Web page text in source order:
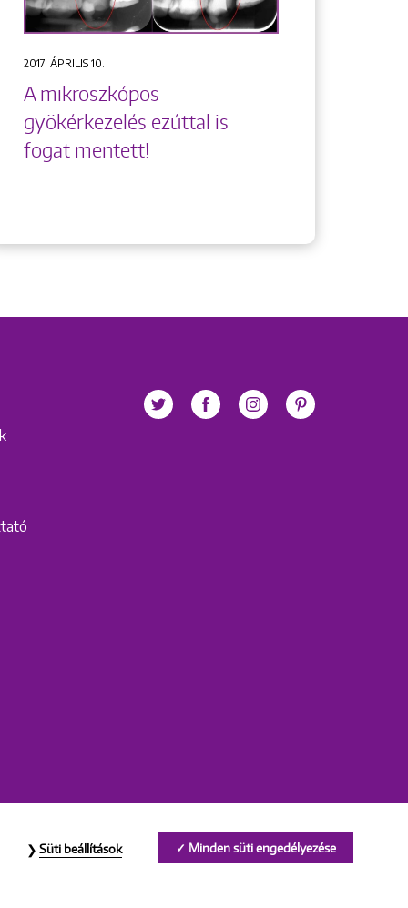
2017. ÁPRILIS 10.
A mikroszkópos
gyökérkezelés ezúttal is
fogat mentett!
Minden süti engedélyezése
Süti beállítások